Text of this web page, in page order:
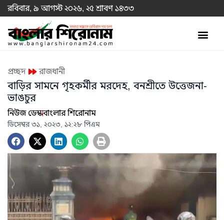
রবিবার, ৯ আগস্ট ২০২৬, ২৫ শ্রাবণ ১৪৩৩
প্রচ্ছদ রাজধানী
বাড়ির সামনে গৃহকর্মীর মরদেহ, বনশ্রীতে উত্তেজনা-
ভাঙচুর
নিউজ ডেস্কবাংলার শিরোনাম
ডিসেম্বর ৩১, ২০২৩, ১২:২৮ পিএম